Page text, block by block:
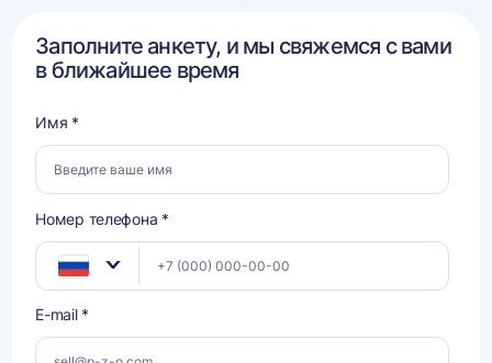
Заполните анкету, и мы свяжемся с вами
в ближайшее время
Имя *
Номер телефона *
E-mail *